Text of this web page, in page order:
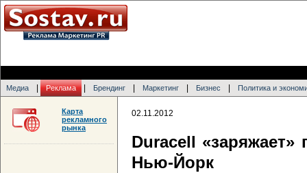
Медиа Реклама Брендинг Маркетинг Бизнес Политика и
02.11.2012
Duracell «заряжает»
Нью-Йорк
Карта
рекламного
рынка